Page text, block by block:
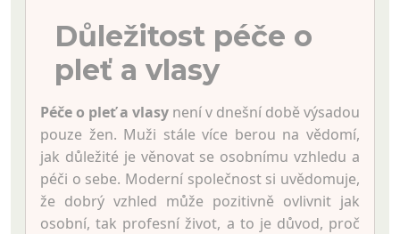
Důležitost péče o
pleť a vlasy
Péče o pleť a vlasy není v dnešní době výsadou
pouze žen. Muži stále více berou na vědomí,
jak důležité je věnovat se osobnímu vzhledu a
péči o sebe. Moderní společnost si uvědomuje,
že dobrý vzhled může pozitivně ovlivnit jak
osobní, tak profesní život, a to je důvod, proč